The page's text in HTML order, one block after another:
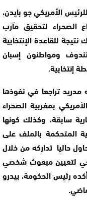
الأمريكي جو بايدن،
الصحراء لتحقيق مآرب
للقاعدة الإنتخابية
ومواطنون إسبان
إنتخابية.
تراجعا في نفوذها
بمغربية الصحراء
سابقة، وكذلك كونها
المتحكمة بالملف على
حاليا تداركه من خلال
لتعيين مبعوث شخصي
رئيس الحكومة، بيدرو